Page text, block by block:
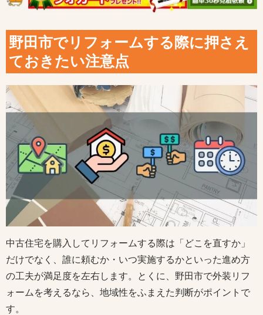
野田市でリフォームする際に押さえ
ておきたい注意点
中古住宅を購入してリフォームする際は「どこを直すか」
だけでなく、誰に頼むか・いつ実施するかといった進め方
の工夫が満足度を左右します。とくに、野田市で外装リフ
ォームを考えるなら、地域性をふまえた判断がポイントで
す。